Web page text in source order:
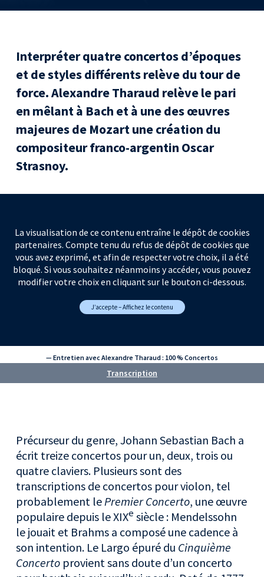
Interpréter quatre concertos d’époques
et de styles différents relève du tour de
force. Alexandre Tharaud relève le pari
en mêlant à Bach et à une des œuvres
majeures de Mozart une création du
compositeur franco-argentin Oscar
Strasnoy.
La visualisation de ce contenu entraîne le dépôt de cookies
partenaires. Compte tenu du refus de dépôt de cookies que
vous avez exprimé, et afin de respecter votre choix, il a été
bloqué. Si vous souhaitez néanmoins y accéder, vous pouvez
modifier votre choix en cliquant sur le bouton ci-dessous.
J’accepte – Affichez le contenu
— Entretien avec Alexandre Tharaud : 100 % Concertos
Transcription
Précurseur du genre, Johann Sebastian Bach a
écrit treize concertos pour un, deux, trois ou
quatre claviers. Plusieurs sont des
transcriptions de concertos pour violon, tel
probablement le Premier Concerto, une œuvre
populaire depuis le XIXe siècle : Mendelssohn
le jouait et Brahms a composé une cadence à
son intention. Le Largo épuré du Cinquième
Concerto provient sans doute d’un concerto